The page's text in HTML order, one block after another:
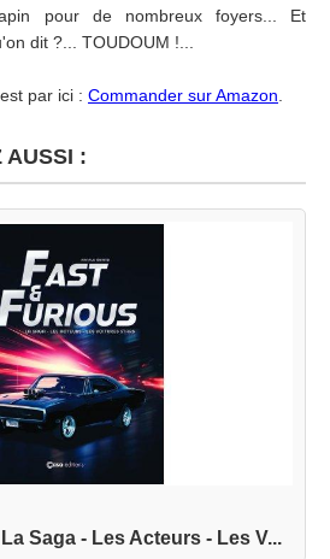
pour de nombreux foyers... Et
dit ?... TOUDOUM !...
par ici : Commander sur Amazon
AUSSI :
Saga - Les Acteurs - Les V...